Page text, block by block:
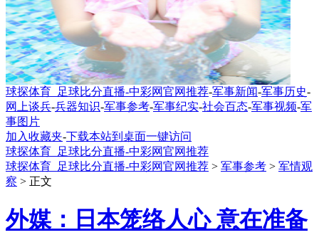
球探体育_足球比分直播-中彩网官网推荐-军事新闻-军事历史-
网上谈兵-兵器知识-军事参考-军事纪实-社会百态-军事视频-军
事图片
加入收藏夹-下载本站到桌面一键访问
球探体育_足球比分直播-中彩网官网推荐
球探体育_足球比分直播-中彩网官网推荐 > 军事参考 > 军情观
察 > 正文
外媒：日本笼络人心 意在准备